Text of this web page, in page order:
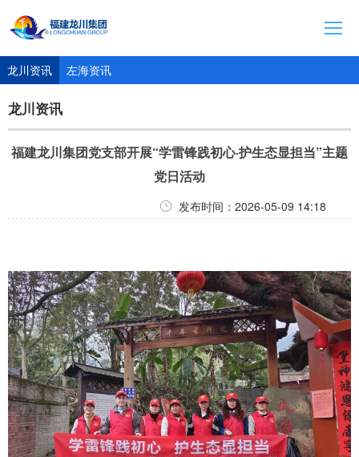
首页
资讯动态
旗下产业
福州左海海底世界
龙川资讯 左海资讯
龙川资讯
福建龙川集团党支部开展“学雷锋践初心·护生态显担当”主题
党日活动
发布时间：2026-05-09 14:18